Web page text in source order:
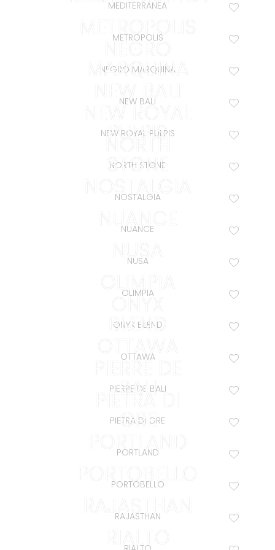
MEDITERRANEA
METROPOLIS
METROPOLIS
NEGRO
MARQUINA
NEGRO MARQUINA
NEW BALI
NEW BALI
NEW ROYAL
PULPIS
NEW ROYAL PULPIS
NORTH
STONE
NORTH STONE
NOSTALGIA
NOSTALGIA
NUANCE
NUANCE
NUSA
NUSA
OLIMPIA
OLIMPIA
ONYX
BLEND
ONYX BLEND
OTTAWA
OTTAWA
PIERRE DE
BALI
PIERRE DE BALI
PIETRA DI
GRE
PIETRA DI GRE
PORTLAND
PORTLAND
PORTOBELLO
PORTOBELLO
RAJASTHAN
RAJASTHAN
RIALTO